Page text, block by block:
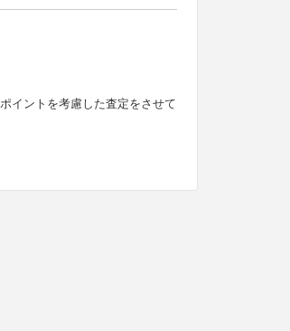
イントを考慮した査定をさせて